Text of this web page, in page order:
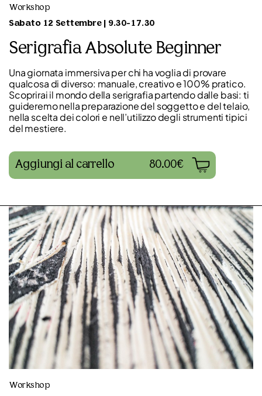
Workshop
Sabato 12 Settembre | 9.30-17.30
Serigrafia Absolute Beginner
Una giornata immersiva per chi ha voglia di provare
qualcosa di diverso: manuale, creativo e 100% pratico.
Scoprirai il mondo della serigrafia partendo dalle basi: ti
guideremo nella preparazione del soggetto e del telaio,
nella scelta dei colori e nell’utilizzo degli strumenti tipici
del mestiere.
Aggiungi al carrello 80.00€
Workshop